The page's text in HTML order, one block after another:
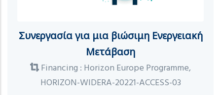
Συνεργασία για μια βιώσιμη Ενεργειακή
Μετάβαση
Financing : Horizon Europe Programme,
HORIZON-WIDERA-20221-ACCESS-03